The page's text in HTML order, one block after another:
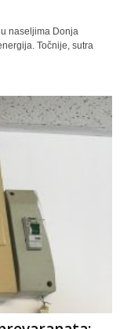
naseljima Donja
Točnije, sutra